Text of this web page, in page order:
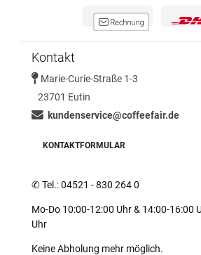
Kontakt
Marie-Curie-Straße 1-3
23701 Eutin
kundenservice@coffeefair.de
KONTAKTFORMULAR
✆Tel.: 04521 - 830 264 0
Mo-Do 10:00-12:00 Uhr & 14:00-16:00
Uhr
Keine Abholung mehr möglich.